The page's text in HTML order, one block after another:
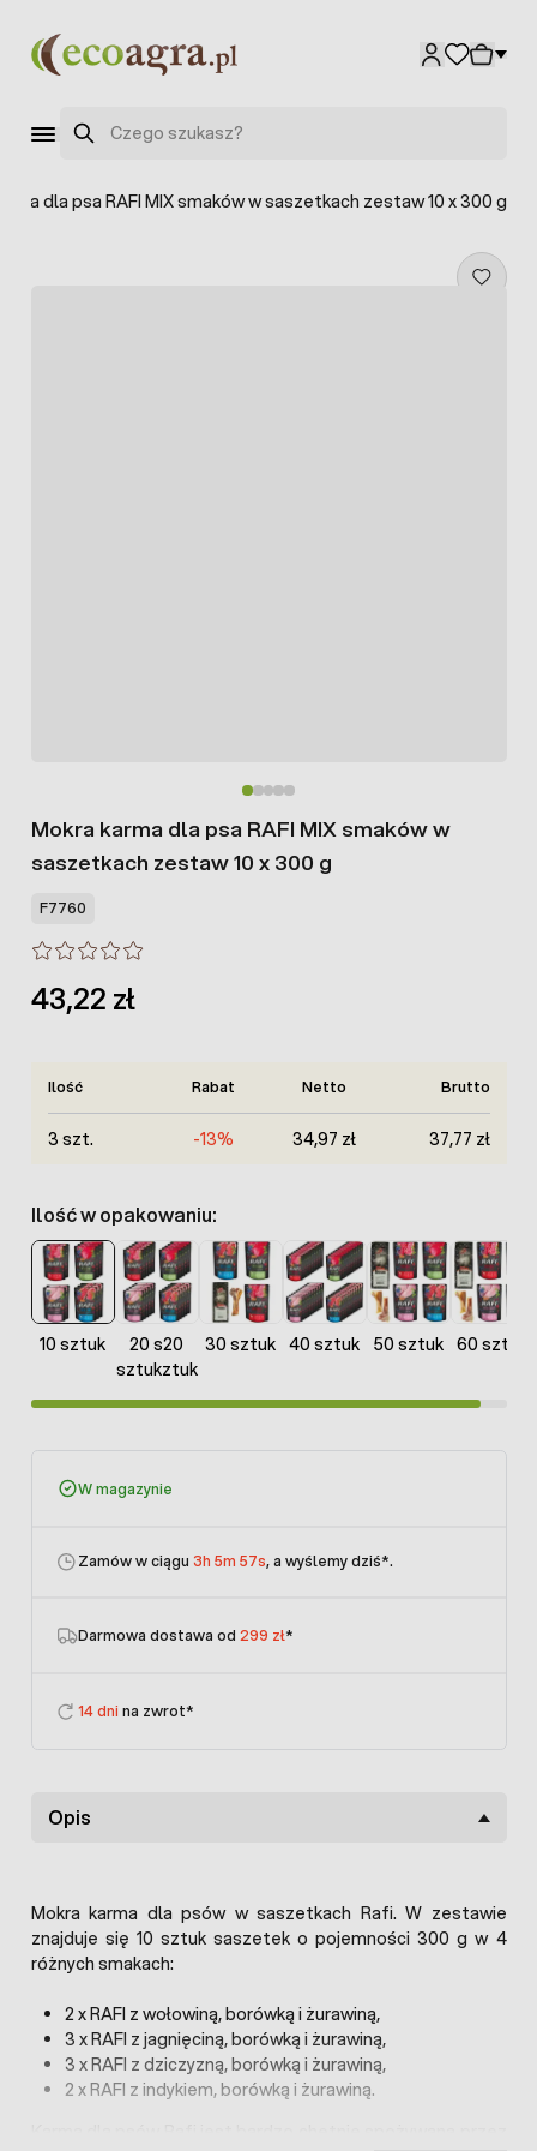
Szukaj
dla psa RAFI MIX smaków w saszetkach zestaw 10 x 300 g
Mokra karma dla psa RAFI MIX smaków w
saszetkach zestaw 10 x 300 g
F7760
43,22 zł
Ilość w opakowaniu:
10 sztuk
20 s20
sztukztuk
30 sztuk 40 sztuk 50 sztuk 60 sztuk
Ilość Rabat Netto Brutto
3 szt. -13% 34,97 zł 37,77 zł
W magazynie
Zamów w ciągu 3h 5m 57s, a wyślemy dziś*.
Darmowa dostawa od 299 zł*
14 dni na zwrot*
Opis
Mokra karma dla psów w saszetkach Rafi. W zestawie
znajduje się 10 sztuk saszetek o pojemności 300 g w 4
różnych smakach:
2 x RAFI z wołowiną, borówką i żurawiną,
3 x RAFI z jagnięciną, borówką i żurawiną,
3 x RAFI z dziczyzną, borówką i żurawiną,
2 x RAFI z indykiem, borówką i żurawiną.